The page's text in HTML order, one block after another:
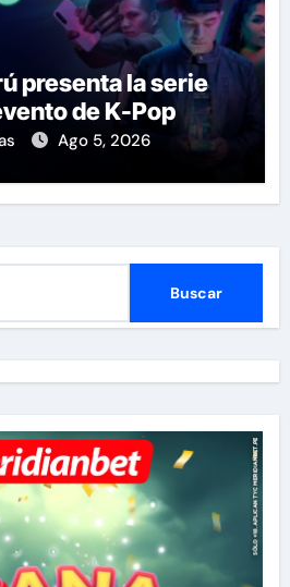
presenta la serie
de K-Pop
Ago 5, 2026